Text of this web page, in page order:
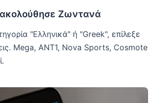
Ζωντανά
"Ελληνικά" ή "Greek", επίλεξε
Mega, ANT1, Nova Sports, Cosmote